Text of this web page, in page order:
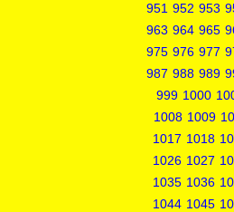
951 952 953
963 964 965
975 976 977
987 988 989
999 1000
1008 1009
1017 1018
1026 1027
1035 1036
1044 1045